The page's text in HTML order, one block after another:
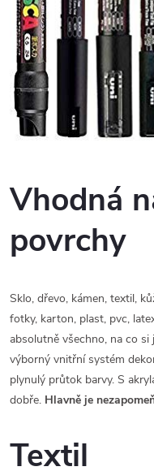
Vhodná
povrchy
Sklo, dřevo, kámen, textil,
fotky, karton, plast, pvc,
absolutně všechno, na co
výborný vnitřní systém
plynulý průtok barvy. S
dobře. Hlavně je
Textil